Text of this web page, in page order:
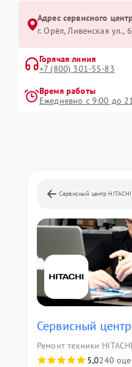
Адрес сервисного
г. Орёл, Ливенская ул.,
Горячая линия
+7 (800) 301-55-83
Время работы
Ежедневно с 9:00 до
Сервисный центр HITACHI
Сервисный
Ремонт техники HITACHI
5,0240